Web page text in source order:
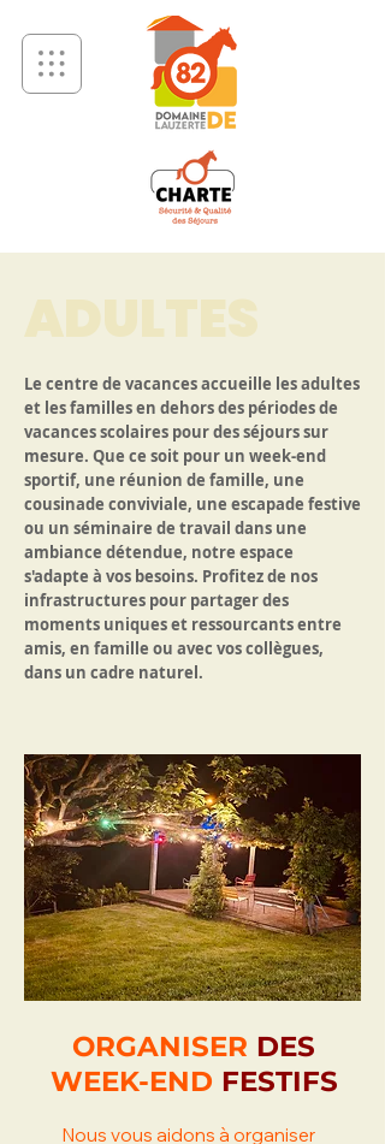
ADULTES
Le centre de vacances accueille les adultes
et les familles en dehors des périodes de
vacances scolaires pour des séjours sur
mesure. Que ce soit pour un week-end
sportif, une réunion de famille, une
cousinade conviviale, une escapade festive
ou un séminaire de travail dans une
ambiance détendue, notre espace
s'adapte à vos besoins. Profitez de nos
infrastructures pour partager des
moments uniques et ressourcants entre
amis, en famille ou avec vos collègues,
dans un cadre naturel.
ORGANISER DES
WEEK-END FESTIFS
Nous vous aidons à organiser